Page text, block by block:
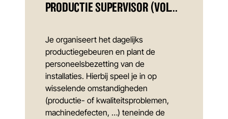
PRODUCTIE SUPERVISOR (VOLCONTINU)
Je organiseert het dagelijks
productiegebeuren en plant de
personeelsbezetting van de
installaties. Hierbij speel je in op
wisselende omstandigheden
(productie- of kwaliteitsproblemen,
machinedefecten, …) teneinde de